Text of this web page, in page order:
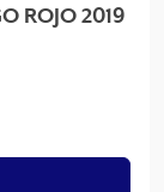
ROJO 2019